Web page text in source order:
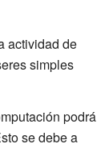
actividad de
simples
podrá
se debe a